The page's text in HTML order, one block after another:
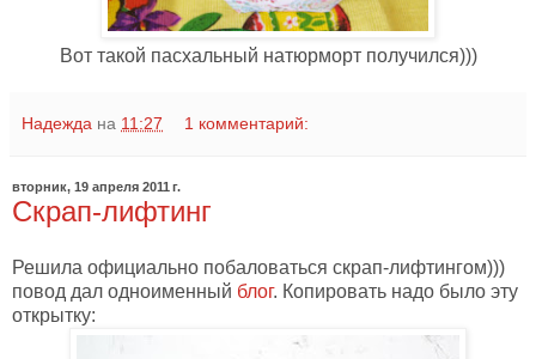
Вот такой пасхальный натюрморт получился)))
Надежда на 11:27 1 комментарий:
вторник, 19 апреля 2011 г.
Скрап-лифтинг
Решила официально побаловаться скрап-лифтингом)))
повод дал одноименный блог. Копировать надо было эту
открытку: